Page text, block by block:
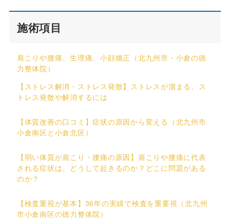
施術項目
肩こりや腰痛、生理痛、小顔矯正（北九州市・小倉の徳
力整体院）
【ストレス解消・ストレス発散】ストレスが溜まる、ス
トレス発散や解消するには
【体質改善の口コミ】症状の原因から変える（北九州市
小倉南区と小倉北区）
【弱い体質が肩こり・腰痛の原因】肩こりや腰痛に代表
される症状は、どうして起きるのか？どこに問題がある
のか？
【検査重視が基本】36年の実績で検査を重要視（北九州
市小倉南区の徳力整体院）